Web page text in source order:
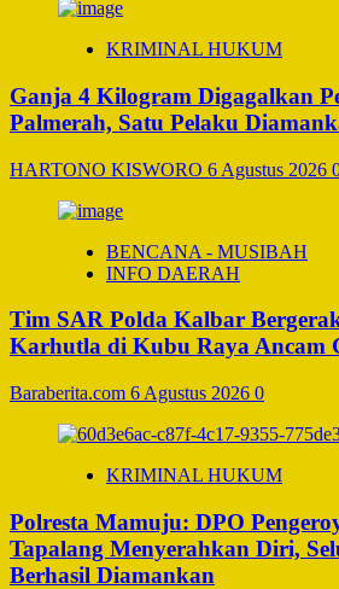
KRIMINAL HUKUM
Ganja 4 Kilogram Digagalkan
Palmerah, Satu Pelaku
HARTONO KISWORO 6 Agustus 2026
BENCANA - MUSIBAH
INFO DAERAH
Tim SAR Polda Kalbar
Karhutla di Kubu Raya Ancam
Baraberita.com 6 Agustus 2026 0
KRIMINAL HUKUM
Polresta Mamuju: DPO
Tapalang Menyerahkan Diri,
Berhasil Diamankan